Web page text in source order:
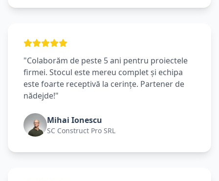
"Colaborăm de peste 5 ani pentru proiectele
firmei. Stocul este mereu complet și echipa
este foarte receptivă la cerințe. Partener de
nădejde!"
Mihai Ionescu
SC Construct Pro SRL